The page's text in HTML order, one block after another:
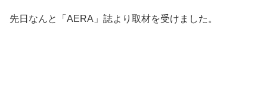
先日なんと「AERA」誌より取材を受けました。